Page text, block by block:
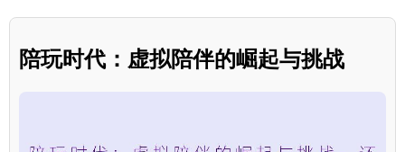
陪玩时代：虚拟陪伴的崛起与挑战